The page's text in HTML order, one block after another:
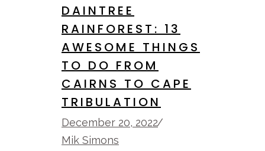
DAINTREE
RAINFOREST: 13
AWESOME THINGS
TO DO FROM
CAIRNS TO CAPE
TRIBULATION
December 20, 2022
Mik Simons